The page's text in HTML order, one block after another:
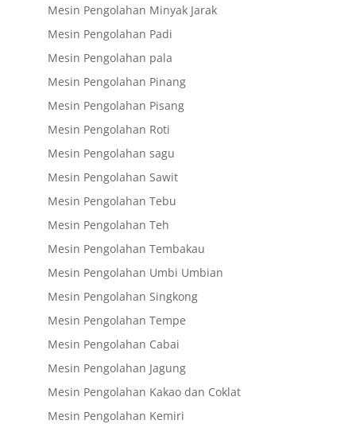
Mesin Pengolahan Minyak Jarak
Mesin Pengolahan Padi
Mesin Pengolahan pala
Mesin Pengolahan Pinang
Mesin Pengolahan Pisang
Mesin Pengolahan Roti
Mesin Pengolahan sagu
Mesin Pengolahan Sawit
Mesin Pengolahan Tebu
Mesin Pengolahan Teh
Mesin Pengolahan Tembakau
Mesin Pengolahan Umbi Umbian
Mesin Pengolahan Singkong
Mesin Pengolahan Tempe
Mesin Pengolahan Cabai
Mesin Pengolahan Jagung
Mesin Pengolahan Kakao dan Coklat
Mesin Pengolahan Kemiri